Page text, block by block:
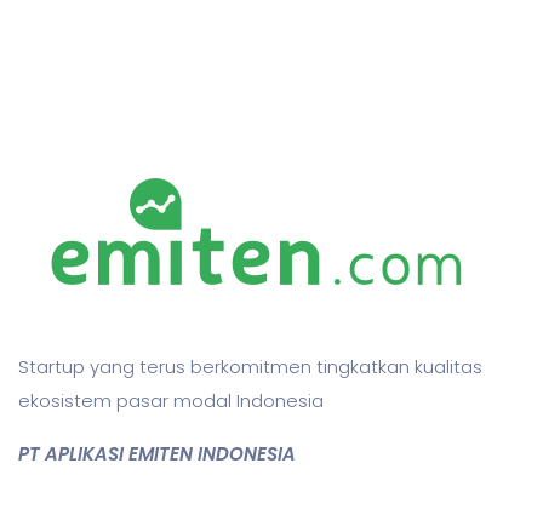
Startup yang terus berkomitmen tingkatkan kualitas
ekosistem pasar modal Indonesia
PT APLIKASI EMITEN INDONESIA